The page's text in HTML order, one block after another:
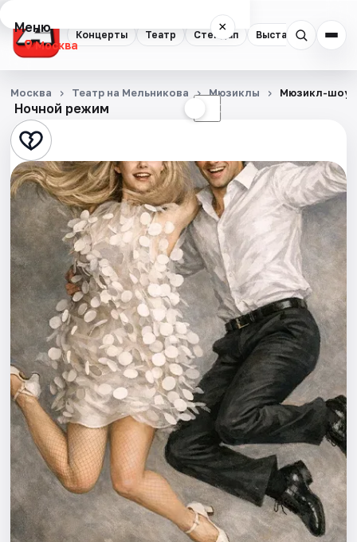
Концерты Театр Стендап Выставки
Меню ×
Москва
Концерты
Театр
Стендап
Выставки
Квесты
Экскурсии
Спорт
События
Города
Площадки
Артисты
Рейтинги
Ночной режим ☾
Москва Театр на Мельникова Мюзиклы Мюзикл-шоу